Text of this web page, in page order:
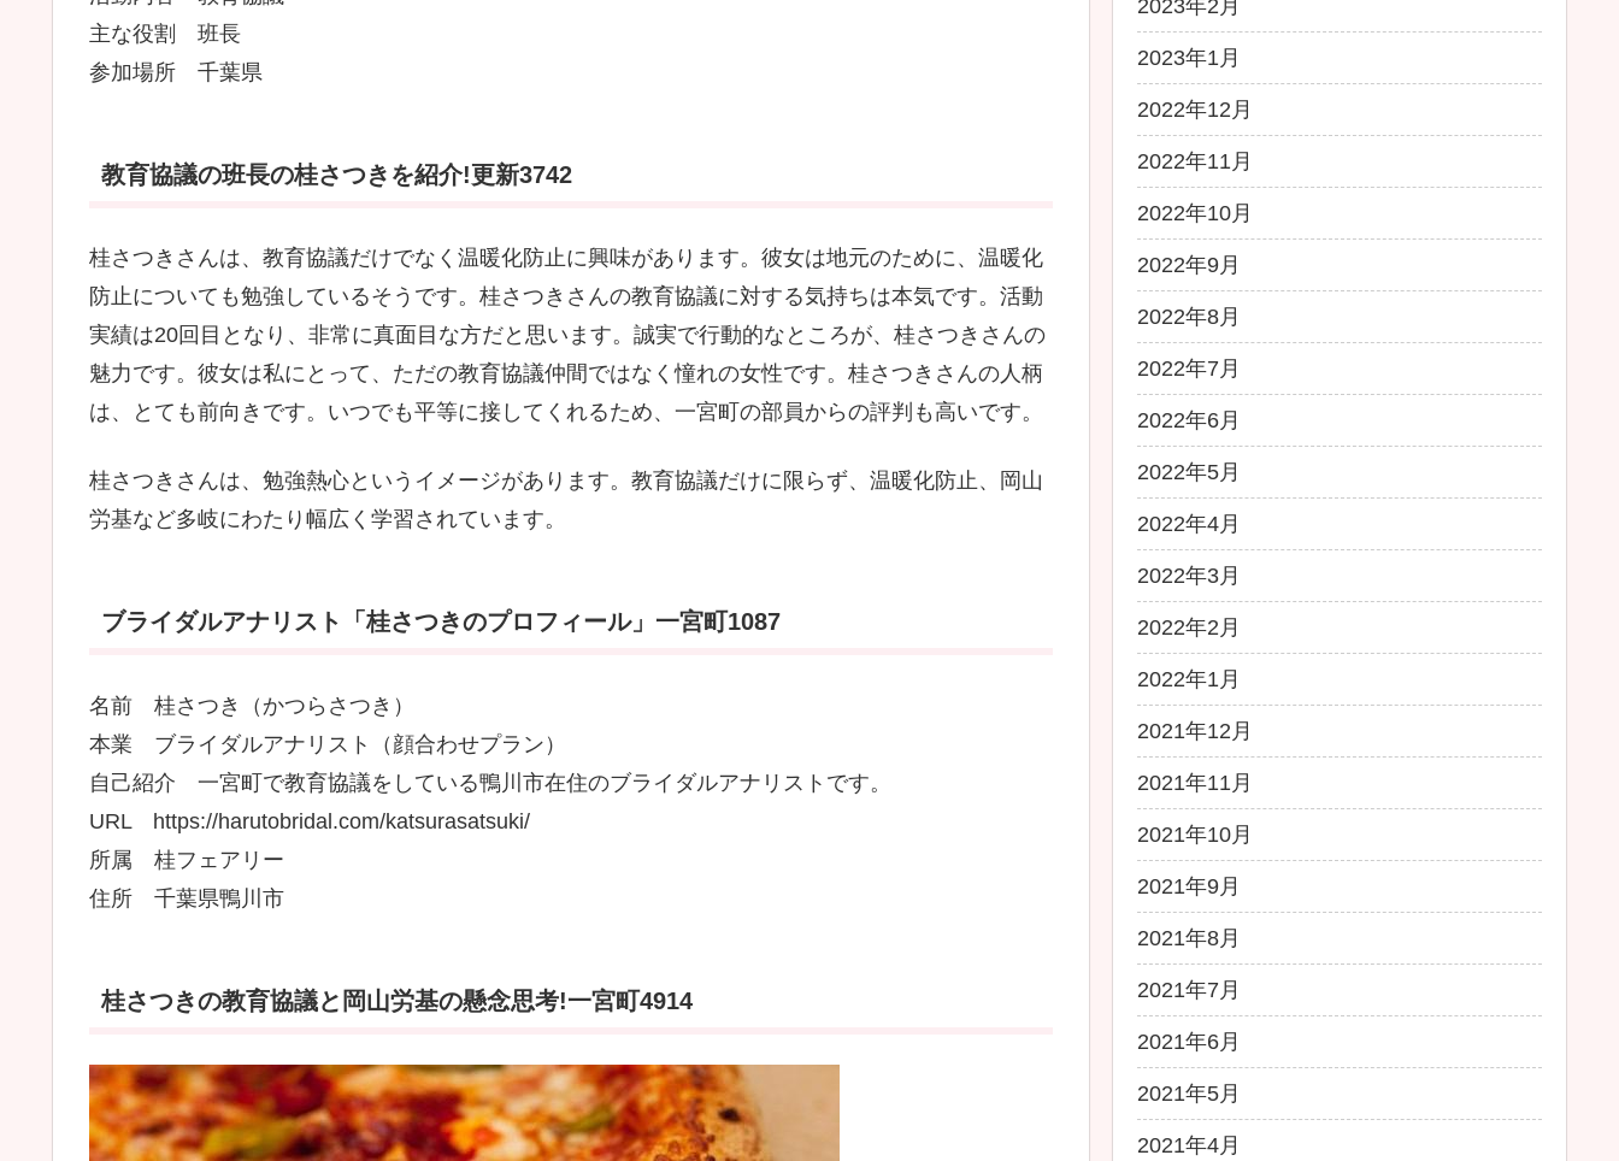
主な役割 班長
参加場所 千葉県
教育協議の班長の桂さつきを紹介!更新3742
桂さつきさんは、教育協議だけでなく温暖化防止に興味があります。彼女は地元のために、温暖化
防止についても勉強しているそうです。桂さつきさんの教育協議に対する気持ちは本気です。活動
実績は20回目となり、非常に真面目な方だと思います。誠実で行動的なところが、桂さつきさんの
魅力です。彼女は私にとって、ただの教育協議仲間ではなく憧れの女性です。桂さつきさんの人柄
は、とても前向きです。いつでも平等に接してくれるため、一宮町の部員からの評判も高いです。
桂さつきさんは、勉強熱心というイメージがあります。教育協議だけに限らず、温暖化防止、岡山
労基など多岐にわたり幅広く学習されています。
ブライダルアナリスト「桂さつきのプロフィール」一宮町1087
名前 桂さつき（かつらさつき）
本業 ブライダルアナリスト（顔合わせプラン）
自己紹介 一宮町で教育協議をしている鴨川市在住のブライダルアナリストです。
URL https://harutobridal.com/katsurasatsuki/
所属 桂フェアリー
住所 千葉県鴨川市
桂さつきの教育協議と岡山労基の懸念思考!一宮町4914
2023年2月
2023年1月
2022年12月
2022年11月
2022年10月
2022年9月
2022年8月
2022年7月
2022年6月
2022年5月
2022年4月
2022年3月
2022年2月
2022年1月
2021年12月
2021年11月
2021年10月
2021年9月
2021年8月
2021年7月
2021年6月
2021年5月
2021年4月